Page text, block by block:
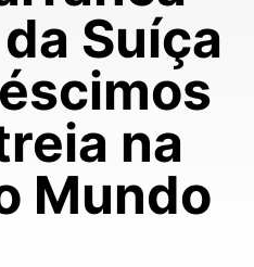
Suíça
na
Mundo